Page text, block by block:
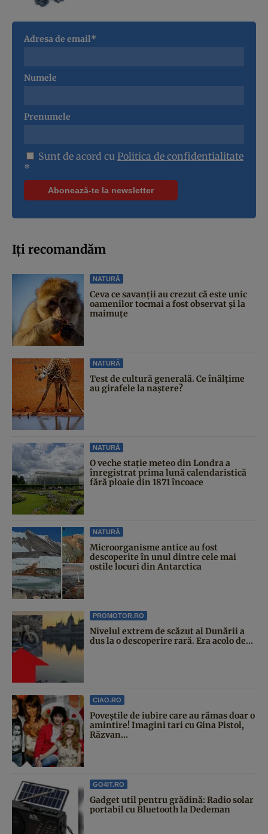
Adresa de email*
Numele
Prenumele
Sunt de acord cu Politica de confidentialitate
*
Iți recomandăm
NATURĂ
Ceva ce savanții au crezut că este unic
oamenilor tocmai a fost observat și la
maimuțe
NATURĂ
Test de cultură generală. Ce înălțime
au girafele la naștere?
NATURĂ
O veche stație meteo din Londra a
înregistrat prima lună calendaristică
fără ploaie din 1871 încoace
NATURĂ
Microorganisme antice au fost
descoperite în unul dintre cele mai
ostile locuri din Antarctica
PROMOTOR.RO
Nivelul extrem de scăzut al Dunării a
dus la o descoperire rară. Era acolo de...
CIAO.RO
Poveştile de iubire care au rămas doar o
amintire! Imagini tari cu Gina Pistol,
Răzvan...
GO4IT.RO
Gadget util pentru grădină: Radio solar
portabil cu Bluetooth la Dedeman